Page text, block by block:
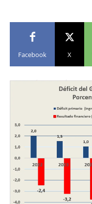
Facebook X